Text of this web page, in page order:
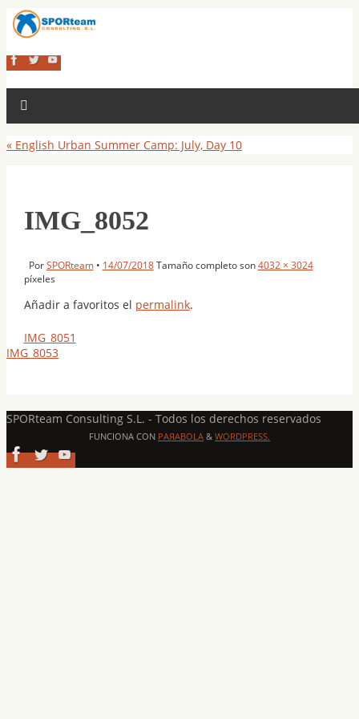
« English Urban Summer Camp: July, Day 10
IMG_8052
PorSPORteam • 14/07/2018 Tamaño completo son4032 × 3024
píxeles
Añadir a favoritos el permalink.
IMG_8051
IMG_8053
SPORteam Consulting S.L. - Todos los derechos reservados
FUNCIONA CON PAЯABOLA & WORDPRESS.